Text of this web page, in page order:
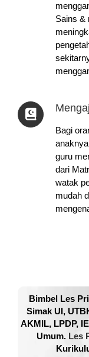
Sains &
Bagi
guru
dari
watak
mudah
Bimbel Les
Simak UI,
AKMIL, LPDP,
Umum. Les